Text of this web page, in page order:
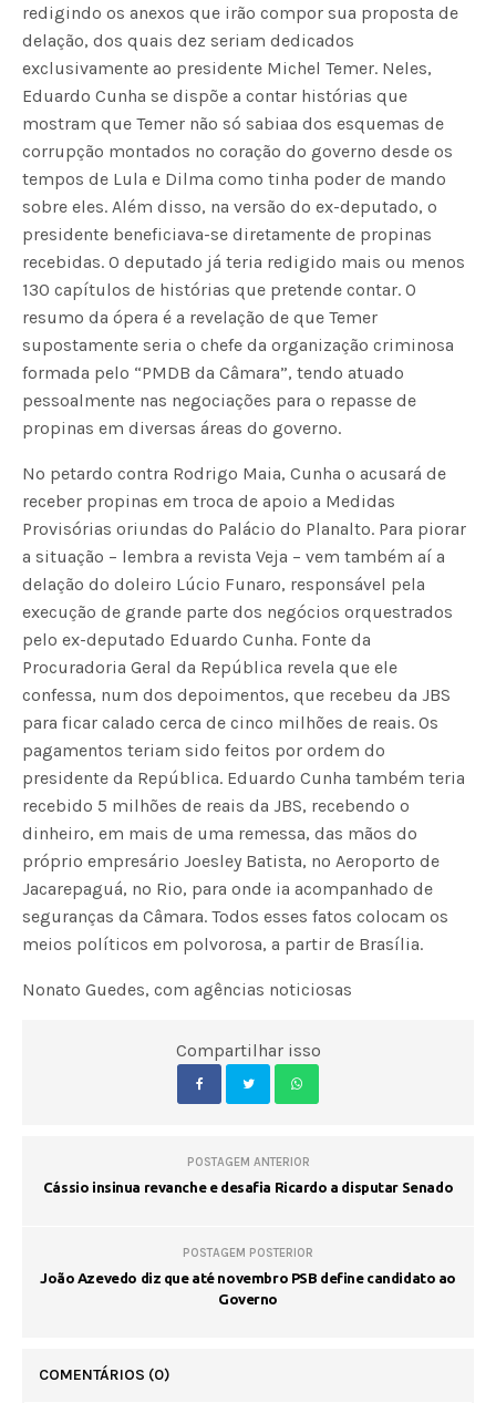
redigindo os anexos que irão compor sua proposta de
delação, dos quais dez seriam dedicados
exclusivamente ao presidente Michel Temer. Neles,
Eduardo Cunha se dispõe a contar histórias que
mostram que Temer não só sabiaa dos esquemas de
corrupção montados no coração do governo desde os
tempos de Lula e Dilma como tinha poder de mando
sobre eles. Além disso, na versão do ex-deputado, o
presidente beneficiava-se diretamente de propinas
recebidas. O deputado já teria redigido mais ou menos
130 capítulos de histórias que pretende contar. O
resumo da ópera é a revelação de que Temer
supostamente seria o chefe da organização criminosa
formada pelo “PMDB da Câmara”, tendo atuado
pessoalmente nas negociações para o repasse de
propinas em diversas áreas do governo.
No petardo contra Rodrigo Maia, Cunha o acusará de
receber propinas em troca de apoio a Medidas
Provisórias oriundas do Palácio do Planalto. Para piorar
a situação – lembra a revista Veja – vem também aí a
delação do doleiro Lúcio Funaro, responsável pela
execução de grande parte dos negócios orquestrados
pelo ex-deputado Eduardo Cunha. Fonte da
Procuradoria Geral da República revela que ele
confessa, num dos depoimentos, que recebeu da JBS
para ficar calado cerca de cinco milhões de reais. Os
pagamentos teriam sido feitos por ordem do
presidente da República. Eduardo Cunha também teria
recebido 5 milhões de reais da JBS, recebendo o
dinheiro, em mais de uma remessa, das mãos do
próprio empresário Joesley Batista, no Aeroporto de
Jacarepaguá, no Rio, para onde ia acompanhado de
seguranças da Câmara. Todos esses fatos colocam os
meios políticos em polvorosa, a partir de Brasília.
Nonato Guedes, com agências noticiosas
Compartilhar isso
POSTAGEM ANTERIOR
Cássio insinua revanche e desafia Ricardo a disputar Senado
POSTAGEM POSTERIOR
João Azevedo diz que até novembro PSB define candidato ao
Governo
COMENTÁRIOS (0)